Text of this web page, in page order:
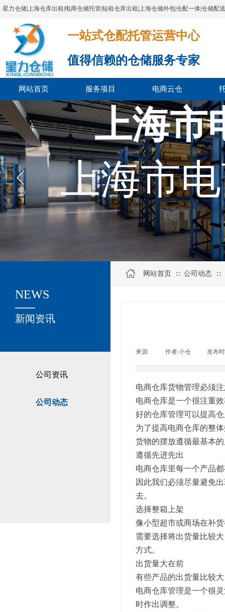
星力仓储|上海仓库出租|电商仓储托管|短租仓库出租|上海仓储外包|仓配一体|仓储配
一站式仓配托管运营中心​​​​​​​​​​​​​​​​​
值得信赖的仓储服务专家
网站首页 服务项目 电商云仓
上海市
上海市
公司资讯
公司动态
关于我们
新闻资讯
NEWS
网站首页 ∷ 公司动态 ∷
来源: 作者:小仓 发布
电商仓库货物管理必须
电商仓库是一个很注重
好的仓库管理可以提高
为了提高电商仓库的整
货物的摆放遵循最基本
遵循先进先出
电商仓库里每一个产品
因此我们必须尽量避免
去。
选择整箱上架
像小型超市或商场在补
需要选择将出货量比较
方式。
出货量大在前
有些产品的出货量比较
电商仓库管理是一个很
时作出调整。